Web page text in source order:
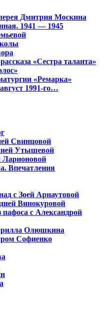
Дмитрия Москина
1941 — 1945
«Сестра таланта»
«Ремарка»
1991-го…
Свинцовой
Утышевой
Ларионовой
Впечатления
с Зоей Арнаутовой
Винокуровой
пафоса с Александрой
Олюшкина
Софиенко